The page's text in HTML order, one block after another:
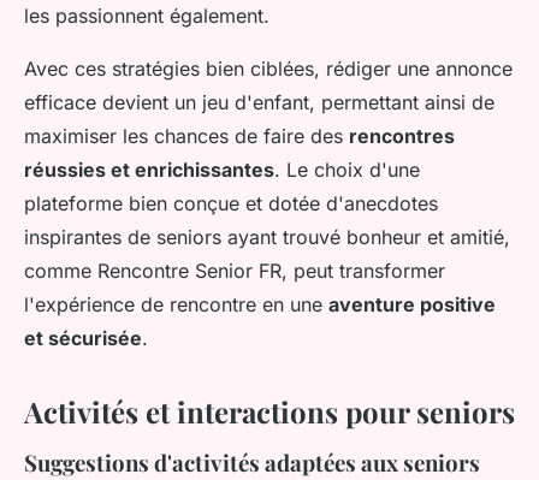
les passionnent également.
Avec ces stratégies bien ciblées, rédiger une annonce
efficace devient un jeu d'enfant, permettant ainsi de
maximiser les chances de faire des rencontres
réussies et enrichissantes. Le choix d'une
plateforme bien conçue et dotée d'anecdotes
inspirantes de seniors ayant trouvé bonheur et amitié,
comme Rencontre Senior FR, peut transformer
l'expérience de rencontre en une aventure positive
et sécurisée.
Activités et interactions pour seniors
Suggestions d'activités adaptées aux seniors